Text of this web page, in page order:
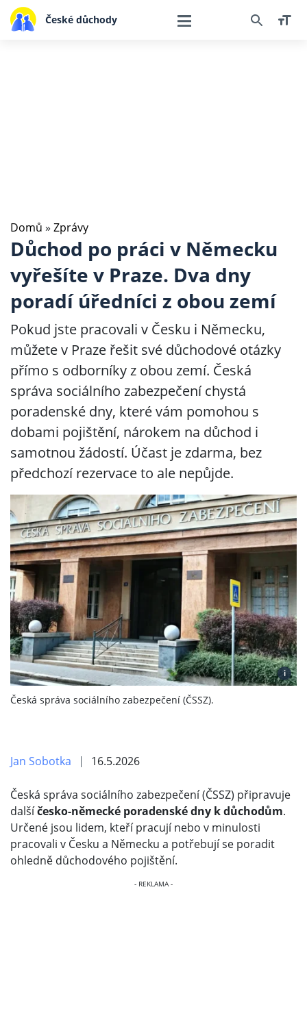
České důchody
Domů » Zprávy
Důchod po práci v Německu
vyřešíte v Praze. Dva dny
poradí úředníci z obou zemí
Pokud jste pracovali v Česku i Německu,
můžete v Praze řešit své důchodové otázky
přímo s odborníky z obou zemí. Česká
správa sociálního zabezpečení chystá
poradenské dny, které vám pomohou s
dobami pojištění, nárokem na důchod i
samotnou žádostí. Účast je zdarma, bez
předchozí rezervace to ale nepůjde.
i
Česká správa sociálního zabezpečení (ČSSZ).
Jan Sobotka 16.5.2026
Česká správa sociálního zabezpečení (ČSSZ) připravuje
dalšíčesko-německé poradenské dny k důchodům.
Určené jsou lidem, kteří pracují nebo v minulosti
pracovali v Česku a Německu a potřebují se poradit
ohledně důchodového pojištění.